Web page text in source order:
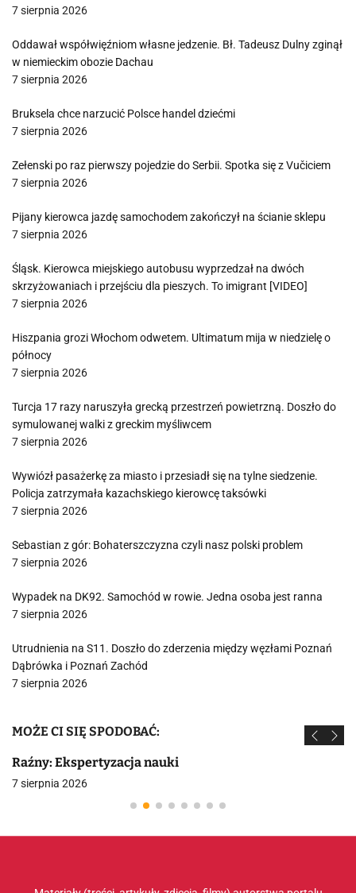
7 sierpnia 2026
Oddawał współwięźniom własne jedzenie. Bł. Tadeusz Dulny zginął
w niemieckim obozie Dachau
7 sierpnia 2026
Bruksela chce narzucić Polsce handel dziećmi
7 sierpnia 2026
Zełenski po raz pierwszy pojedzie do Serbii. Spotka się z Vučiciem
7 sierpnia 2026
Pijany kierowca jazdę samochodem zakończył na ścianie sklepu
7 sierpnia 2026
Śląsk. Kierowca miejskiego autobusu wyprzedzał na dwóch
skrzyżowaniach i przejściu dla pieszych. To imigrant [VIDEO]
7 sierpnia 2026
Hiszpania grozi Włochom odwetem. Ultimatum mija w niedzielę o
północy
7 sierpnia 2026
Turcja 17 razy naruszyła grecką przestrzeń powietrzną. Doszło do
symulowanej walki z greckim myśliwcem
7 sierpnia 2026
Wywiózł pasażerkę za miasto i przesiadł się na tylne siedzenie.
Policja zatrzymała kazachskiego kierowcę taksówki
7 sierpnia 2026
Sebastian z gór: Bohaterszczyzna czyli nasz polski problem
7 sierpnia 2026
Wypadek na DK92. Samochód w rowie. Jedna osoba jest ranna
7 sierpnia 2026
Utrudnienia na S11. Doszło do zderzenia między węzłami Poznań
Dąbrówka i Poznań Zachód
7 sierpnia 2026
MOŻE CI SIĘ SPODOBAĆ:
Raźny: Ekspertyzacja nauki
7 sierpnia 2026